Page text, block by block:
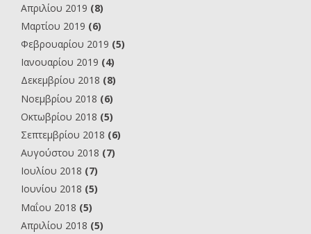
Απριλίου 2019 (8)
Μαρτίου 2019 (6)
Φεβρουαρίου 2019 (5)
Ιανουαρίου 2019 (4)
Δεκεμβρίου 2018 (8)
Νοεμβρίου 2018 (6)
Οκτωβρίου 2018 (5)
Σεπτεμβρίου 2018 (6)
Αυγούστου 2018 (7)
Ιουλίου 2018 (7)
Ιουνίου 2018 (5)
Μαΐου 2018 (5)
Απριλίου 2018 (5)